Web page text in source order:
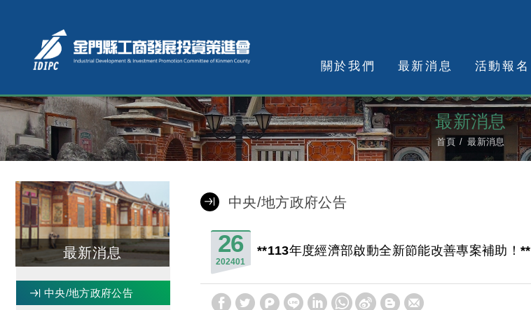
關於我們 最新消息 活動報名
最新消息
首頁 最新消息
最新消息
中央/地方政府公告
中央/地方政府公告
26
01
2024
**113年度經濟部啟動全新節能改善專案補助！**